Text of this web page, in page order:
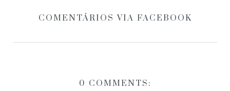
COMENTÁRIOS VIA FACEBOOK
0 COMMENTS: